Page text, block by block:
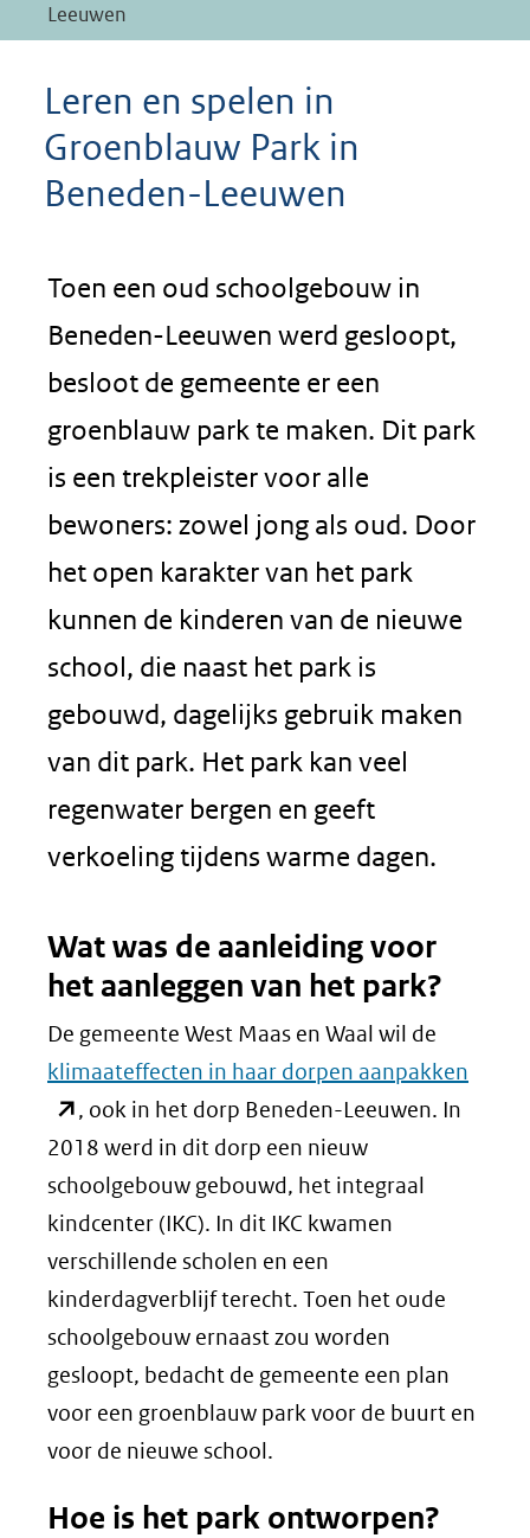
Leeuwen
Leren en spelen in
Groenblauw Park in
Beneden-Leeuwen
Toen een oud schoolgebouw in
Beneden-Leeuwen werd gesloopt,
besloot de gemeente er een
groenblauw park te maken. Dit park
is een trekpleister voor alle
bewoners: zowel jong als oud. Door
het open karakter van het park
kunnen de kinderen van de nieuwe
school, die naast het park is
gebouwd, dagelijks gebruik maken
van dit park. Het park kan veel
regenwater bergen en geeft
verkoeling tijdens warme dagen.
Wat was de aanleiding voor
het aanleggen van het park?
De gemeente West Maas en Waal wil de
klimaateffecten in haar dorpen aanpakken
, ook in het dorp Beneden-Leeuwen. In
2018 werd in dit dorp een nieuw
schoolgebouw gebouwd, het integraal
kindcenter (IKC). In dit IKC kwamen
verschillende scholen en een
kinderdagverblijf terecht. Toen het oude
schoolgebouw ernaast zou worden
gesloopt, bedacht de gemeente een plan
voor een groenblauw park voor de buurt en
voor de nieuwe school.
Hoe is het park ontworpen?